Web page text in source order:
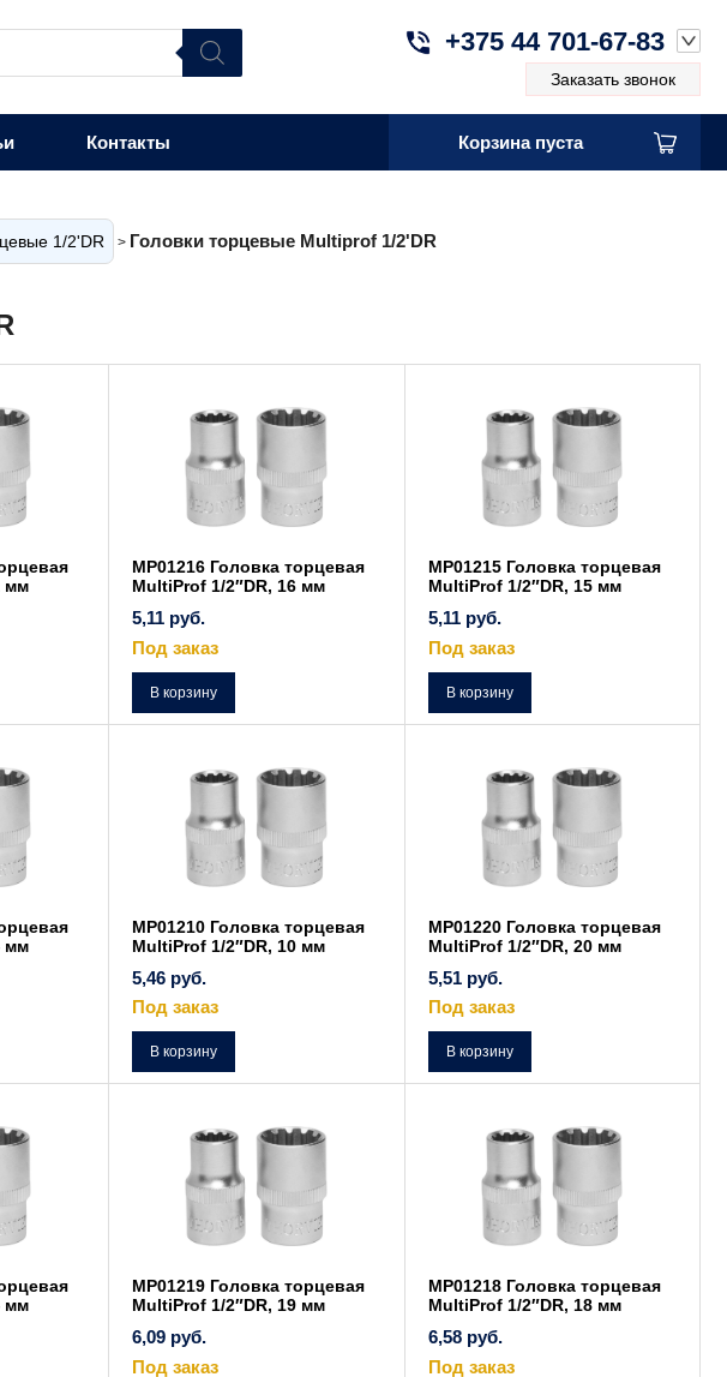
+375 44 701-67-83
Заказать звонок
Контакты Корзина пуста
1/2'DR > Головки торцевые Multiprof 1/2'DR
мм
MP01216 Головка торцевая
MultiProf 1/2″DR, 16 мм
5,11 руб.
Под заказ
В корзину
MP01215 Головка торцевая
MultiProf 1/2″DR, 15 мм
5,11 руб.
Под заказ
В корзину
мм
MP01210 Головка торцевая
MultiProf 1/2″DR, 10 мм
5,46 руб.
Под заказ
В корзину
MP01220 Головка торцевая
MultiProf 1/2″DR, 20 мм
5,51 руб.
Под заказ
В корзину
мм
MP01219 Головка торцевая
MultiProf 1/2″DR, 19 мм
6,09 руб.
Под заказ
MP01218 Головка торцевая
MultiProf 1/2″DR, 18 мм
6,58 руб.
Под заказ